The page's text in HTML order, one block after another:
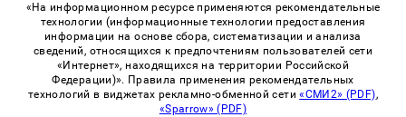
«На информационном ресурсе применяются рекомендательные
технологии (информационные технологии предоставления
информации на основе сбора, систематизации и анализа
сведений, относящихся к предпочтениям пользователей сети
«Интернет», находящихся на территории Российской
Федерации)». Правила применения рекомендательных
технологий в виджетах рекламно-обменной сети«СМИ2» (PDF),
«Sparrow» (PDF)